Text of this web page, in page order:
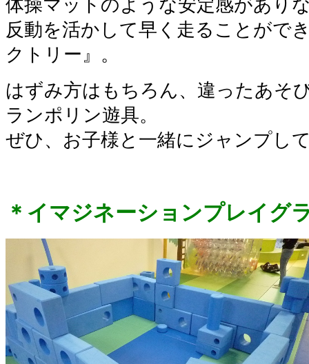
体操マットのような安定感があり
反動を活かして早く走ることがで
クトリー』。
はずみ方はもちろん、違ったあそ
ランポリン遊具。
ぜひ、お子様と一緒にジャンプし
＊イマジネーションプレイグ